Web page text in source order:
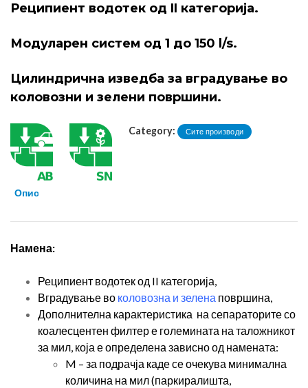
Реципиент водотек од II категорија.
Модуларен систем од 1 до 150 l/s.
Цилиндрична изведба за вградување во
коловозни и зелени површини.
Category: Сите производи
Опис
Намена:
Реципиент водотек од II категорија,
Вградување во коловозна и зелена површина,
Дополнителна карактеристика на сепараторите со
коалесцентен филтер е големината на таложникот
за мил, која е определена зависно од намената:
M – за подрачја каде се очекува минимална
количина на мил (паркиралишта,